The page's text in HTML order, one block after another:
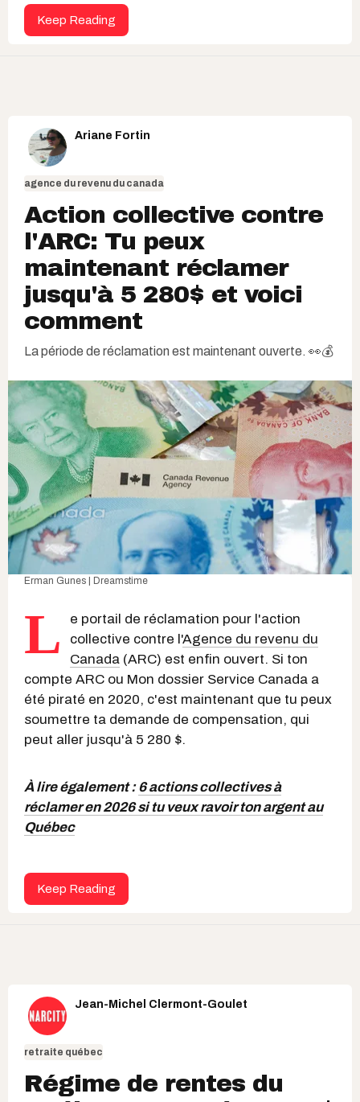
Keep Reading
Ariane Fortin
agence du revenu du canada
Action collective contre
l'ARC: Tu peux
maintenant réclamer
jusqu'à 5 280$ et voici
comment
La période de réclamation est maintenant ouverte. 👀💰
Erman Gunes | Dreamstime
L
e portail de réclamation pour l'action
collective contre l'Agence du revenu du
Canada (ARC) est enfin ouvert. Si ton
compte ARC ou Mon dossier Service Canada a
été piraté en 2020, c'est maintenant que tu peux
soumettre ta demande de compensation, qui
peut aller jusqu'à 5 280 $.
À lire également :6 actions collectives à
réclamer en 2026 si tu veux ravoir ton argent au
Québec
Keep Reading
Jean-Michel Clermont-Goulet
retraite québec
Régime de rentes du